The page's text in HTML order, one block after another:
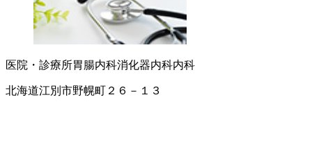
医院・診療所胃腸内科消化器内科内科
北海道江別市野幌町２６－１３